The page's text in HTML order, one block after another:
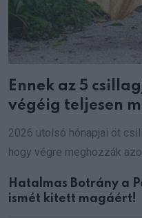
Ennek az 5
végéig teljesen
2026 utolsó hónapjai öt
hogy végre meghozzák
Hatalmas Botrány a
ismét kitett magáért!